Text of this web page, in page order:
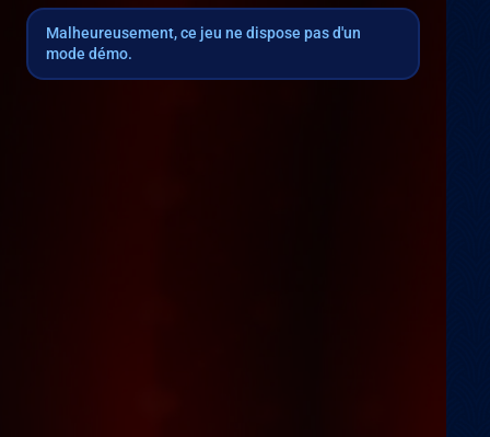
Malheureusement, ce jeu ne dispose pas d'un
mode démo.